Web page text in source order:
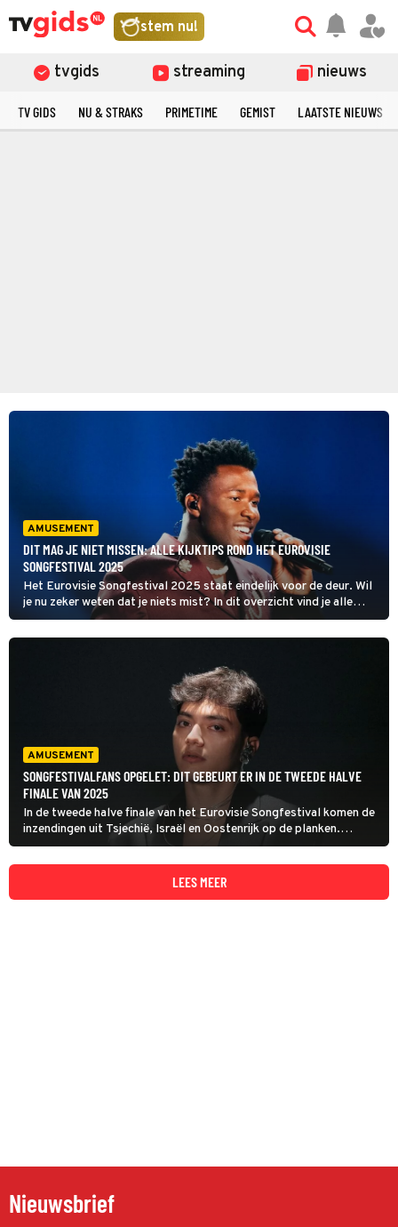
stem nu!
tvgids streaming nieuws
TV GIDS NU & STRAKS PRIMETIME GEMIST LAATSTE NIEUWS
AMUSEMENT
DIT MAG JE NIET MISSEN: ALLE KIJKTIPS ROND HET EUROVISIE
SONGFESTIVAL 2025
Het Eurovisie Songfestival 2025 staat eindelijk voor de deur. Wil
je nu zeker weten dat je niets mist? In dit overzicht vind je alle
kijktips, van de halve finales, de finale tot andere leuke tv-
uitzendingen.
AMUSEMENT
SONGFESTIVALFANS OPGELET: DIT GEBEURT ER IN DE TWEEDE HALVE
FINALE VAN 2025
In de tweede halve finale van het Eurovisie Songfestival komen de
inzendingen uit Tsjechië, Israël en Oostenrijk op de planken.
Namens het Alpenland levert JJ een minipopopera met een twist
af, een favoriet voor de eindwinst.
LEES MEER
Nieuwsbrief